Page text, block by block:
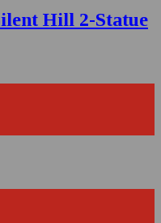
Hill 2-Statue